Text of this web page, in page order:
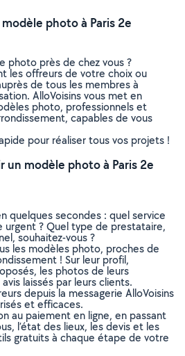
photo à Paris 2e
photo près de chez vous ?
les offreurs de votre choix ou
de tous les membres à
AlloVoisins vous met en
photo, professionnels et
capables de vous
pour réaliser tous vos projets !
un modèle photo à Paris 2e
quelques secondes : quel service
urgent ? Quel type de prestataire,
souhaitez-vous ?
les modèles photo, proches de
! Sur leur profil,
les photos de leurs
laissés par leurs clients.
depuis la messagerie AlloVoisins
et efficaces.
au paiement en ligne, en passant
l’état des lieux, les devis et les
gratuits à chaque étape de votre